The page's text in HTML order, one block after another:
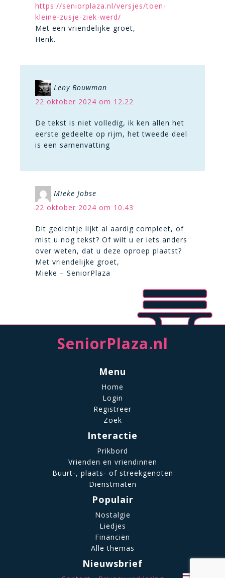
https://seniorplaza.nl/versjes/toen-
kleine-zusje-ziek-werd/
Met een vriendelijke groet,
Henk.
Leny Bouwman
22 oktober 2024 om 12.22
De tekst is niet volledig, ik ken allen het
eerste gedeelte op rijm, het tweede deel
is een samenvatting
Mieke Jobse
22 oktober 2024 om 10.43
Dit gedichtje lijkt al aardig compleet, of
mist u nog tekst? Of wilt u er iets anders
over weten, dat u deze oproep plaatst?
Met vriendelijke groet,
Mieke – SeniorPlaza
SeniorPlaza.nl
Menu
Home
Login
Registreer
Zoek
Interactie
Prikbord
Vrienden en vriendinnen
Buurt-, plaats- of streekgenoten
Dienstmaten
Populair
Nostalgie
Liedjes
Financiën
Alle themas
Nieuwsbrief